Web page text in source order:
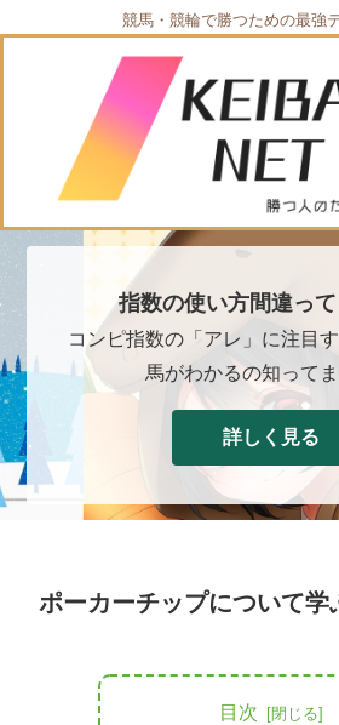
競馬・競輪で勝つための最強
指数の使い方間違っ
コンピ指数の「アレ」に注目
馬がわかるの知って
詳しく見る
ポーカーチップについて学
目次